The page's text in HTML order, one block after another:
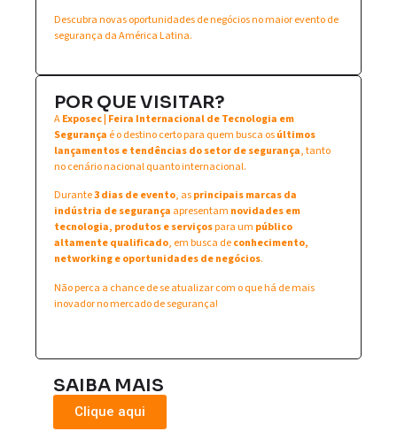
Descubra novas oportunidades de negócios no maior evento de
segurança da América Latina.
POR QUE VISITAR?
AExposec | Feira Internacional de Tecnologia em
Segurança é o destino certo para quem busca osúltimos
lançamentos e tendências do setor de segurança, tanto
no cenário nacional quanto internacional.
Durante3 dias de evento, asprincipais marcas da
indústria de segurança apresentam novidades em
tecnologia, produtos e serviçospara um público
altamente qualificado, em busca deconhecimento,
networking e oportunidades de negócios.
Não perca a chance de se atualizar com o que há de mais
inovador no mercado de segurança!
SAIBA MAIS
Clique aqui